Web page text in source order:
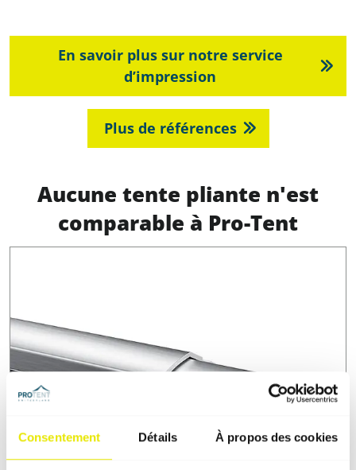
Consentement Détails À propos des cookies
En savoir plus sur notre service
d’impression
Plus de références
Aucune tente pliante n'est
comparable à Pro-Tent